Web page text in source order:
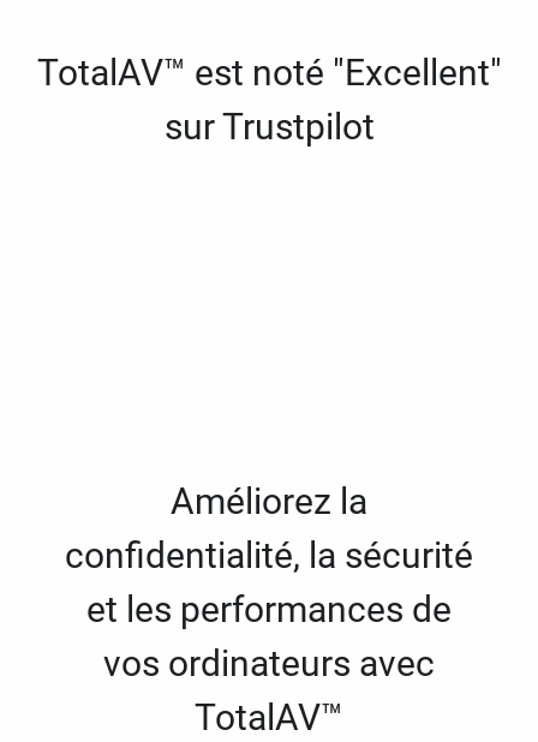
TotalAV™ est noté "Excellent"
sur Trustpilot
Améliorez la
confidentialité, la sécurité
et les performances de
vos ordinateurs avec
TotalAV™